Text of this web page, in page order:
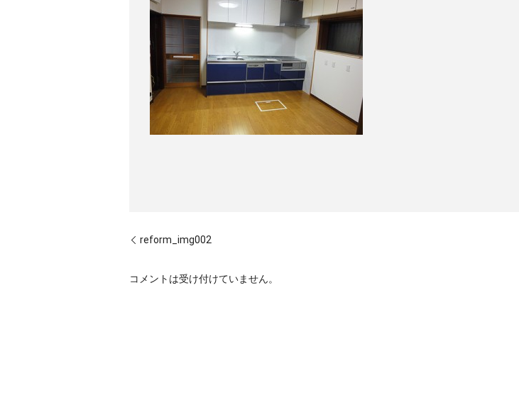
reform_img002
コメントは受け付けていません。